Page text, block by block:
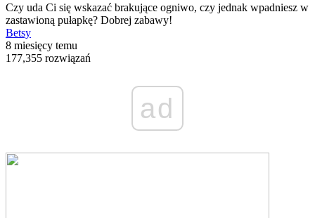
Czy uda Ci się wskazać brakujące ogniwo, czy jednak wpadniesz w
zastawioną pułapkę? Dobrej zabawy!
Betsy
8 miesięcy temu
177,355 rozwiązań
ad